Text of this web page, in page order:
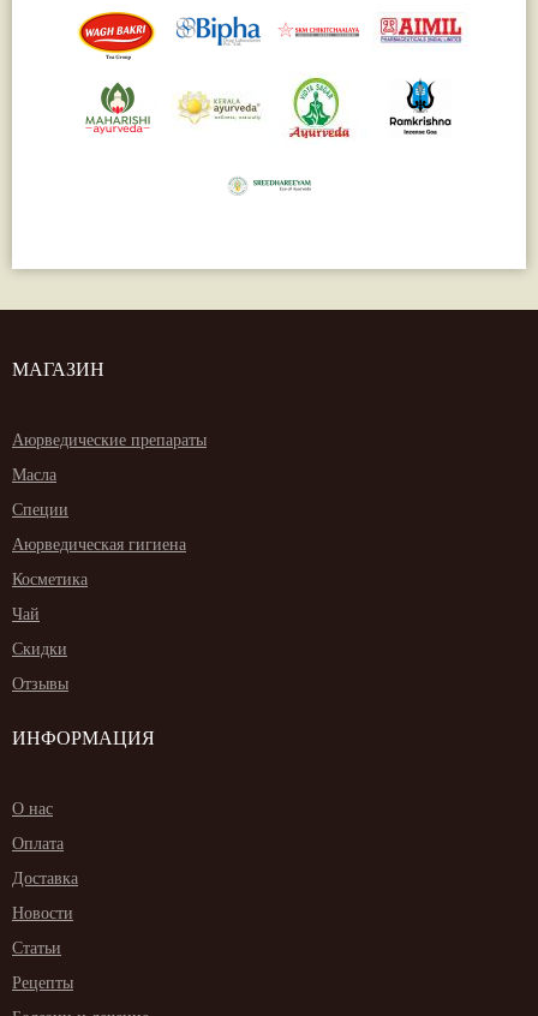
МАГАЗИН
Аюрведические препараты
Масла
Специи
Аюрведическая гигиена
Косметика
Чай
Скидки
Отзывы
ИНФОРМАЦИЯ
О нас
Оплата
Доставка
Новости
Статьи
Рецепты